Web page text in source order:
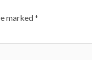
marked*